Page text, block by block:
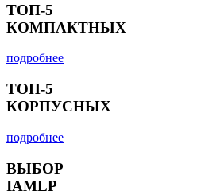
ТОП-5
КОМПАКТНЫХ
подробнее
ТОП-5
КОРПУСНЫХ
подробнее
ВЫБОР
IAMLP